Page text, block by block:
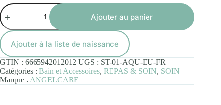
quantité
de
Transat
de
Bain
Angelcare®
Soft
Touch
Bleu
Ajouter au panier
Ajouter à la liste de naissance
GTIN : 6665942012012 UGS : ST-01-AQU-EU-FR
Catégories : Bain et Accessoires, REPAS & SOIN, SOIN
Marque : ANGELCARE